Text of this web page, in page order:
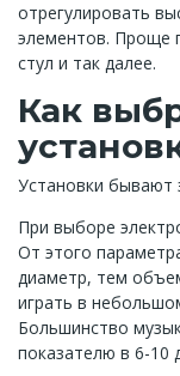
отрегулировать
элементов. Проще
стул и так далее.
Как
Установки бывают
При выборе
От этого
диаметр, тем
играть в
Большинство
показателю в 6-10